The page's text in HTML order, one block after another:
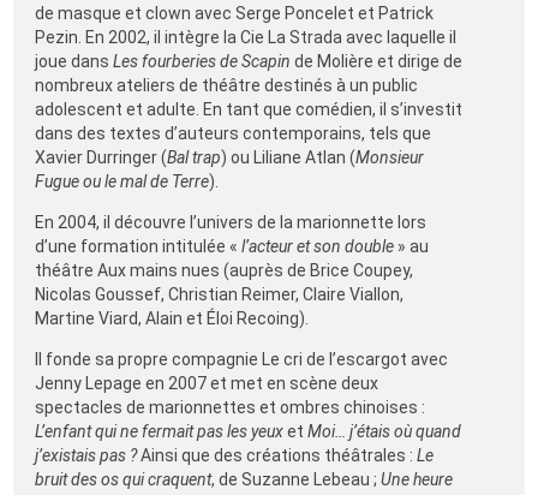
de masque et clown avec Serge Poncelet et Patrick
Pezin. En 2002, il intègre la Cie La Strada avec laquelle il
joue dansLes fourberies de Scapin de Molière et dirige de
nombreux ateliers de théâtre destinés à un public
adolescent et adulte. En tant que comédien, il s’investit
dans des textes d’auteurs contemporains, tels que
Xavier Durringer (Bal trap) ou Liliane Atlan (Monsieur
Fugue ou le mal de Terre).
En 2004, il découvre l’univers de la marionnette lors
d’une formation intitulée «l’acteur et son double » au
théâtre Aux mains nues (auprès de Brice Coupey,
Nicolas Goussef, Christian Reimer, Claire Viallon,
Martine Viard, Alain et Éloi Recoing).
Il fonde sa propre compagnie Le cri de l’escargot avec
Jenny Lepage en 2007 et met en scène deux
spectacles de marionnettes et ombres chinoises :
L’enfant qui ne fermait pas les yeuxetMoi… j’étais où quand
j’existais pas ?Ainsi que des créations théâtrales :Le
bruit des os qui craquent, de Suzanne Lebeau ;Une heure